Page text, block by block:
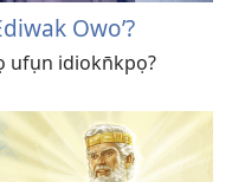
Owo’?
ufụn idiokn̄kpọ?